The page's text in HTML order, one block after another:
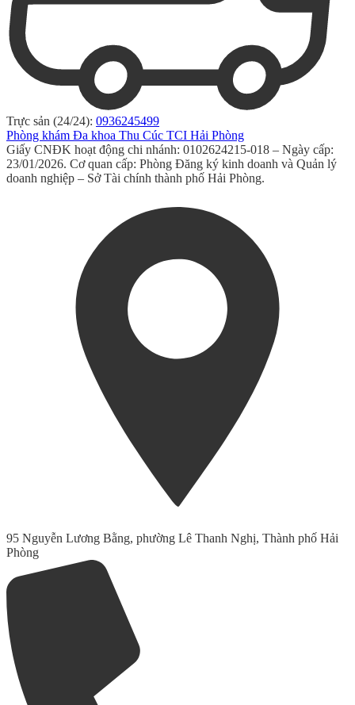
Trực sản (24/24): 0936245499
Phòng khám Đa khoa Thu Cúc TCI Hải Phòng
Giấy CNĐK hoạt động chi nhánh: 0102624215-018 – Ngày cấp:
23/01/2026. Cơ quan cấp: Phòng Đăng ký kinh doanh và Quản lý
doanh nghiệp – Sở Tài chính thành phố Hải Phòng.
95 Nguyễn Lương Bằng, phường Lê Thanh Nghị, Thành phố Hải
Phòng